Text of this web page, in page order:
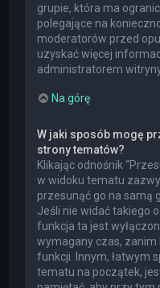
grupie, która ma
polegające na
moderatorów przed
uzyskać więcej
administratorem
Na górę
W jaki sposób mogę
strony tematów?
Klikając odnośnik
w widoku tematu
przesunąć go na samą
Jeśli nie widać takiego
funkcja ta jest
wymagany czas, zanim
funkcji. Innym, łatwym
tematu na początek,